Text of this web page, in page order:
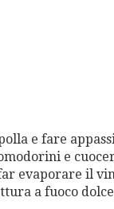
e fare
e
evaporare il
a fuoco